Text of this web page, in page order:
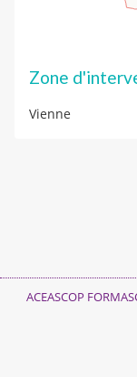
Zone
Vienne
ACEASCOP